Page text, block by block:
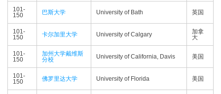
101-
150
巴斯大学 University of Bath 英国
101-
150
卡尔加里大学 University of Calgary
加拿
大
101-
150
加州大学戴维斯
分校
University of California, Davis 美国
101-
150
佛罗里达大学 University of Florida 美国